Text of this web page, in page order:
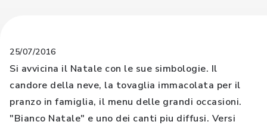
25/07/2016
Si avvicina il Natale con le sue simbologie. Il
candore della neve, la tovaglia immacolata per il
pranzo in famiglia, il menu delle grandi occasioni.
"Bianco Natale" e uno dei canti piu diffusi. Versi